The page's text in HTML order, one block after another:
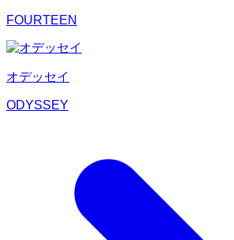
FOURTEEN
オデッセイ
ODYSSEY